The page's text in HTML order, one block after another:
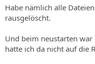
Habe nämlich alle
rausgelöscht.
Und beim neustarten
hatte ich da nicht auf die